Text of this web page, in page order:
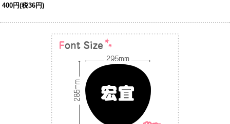
400円(税36円)